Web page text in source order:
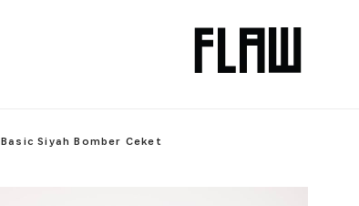
Basic Siyah Bomber Ceket